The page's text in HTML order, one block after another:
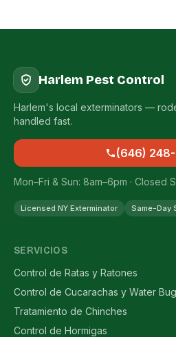
Harlem Pest Control
Harlem's local exterminators —
handled fast.
(646)
Mon–Fri & Sun: 8am–6pm · Closed
Licensed NY Exterminator Same-Day
SERVICIOS
Control de Ratas y Ratones
Control de Cucarachas y Water
Tratamiento de Chinches
Control de Hormigas